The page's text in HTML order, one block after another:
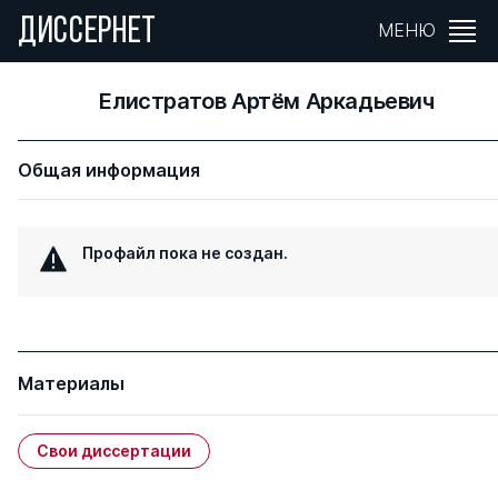
ДИССЕРНЕТ МЕНЮ
Елистратов Артём Аркадьевич
Общая информация
Профайл пока не создан.
Материалы
Свои диссертации